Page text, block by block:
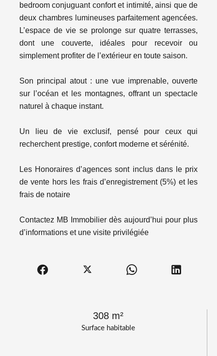
Surface habitable
308 m²
bedroom conjuguant confort et intimité, ainsi que de
deux chambres lumineuses parfaitement agencées.
L’espace de vie se prolonge sur quatre terrasses,
dont une couverte, idéales pour recevoir ou
simplement profiter de l’extérieur en toute saison.
Son principal atout : une vue imprenable, ouverte
sur l’océan et les montagnes, offrant un spectacle
naturel à chaque instant.
Un lieu de vie exclusif, pensé pour ceux qui
recherchent prestige, confort moderne et sérénité.
Les Honoraires d’agences sont inclus dans le prix
de vente hors les frais d’enregistrement (5%) et les
frais de notaire
Contactez MB Immobilier dès aujourd’hui pour plus
d’informations et une visite privilégiée